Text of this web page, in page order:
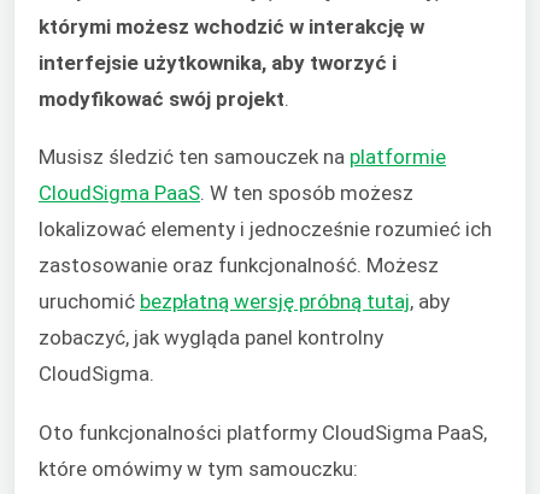
którymi możesz wchodzić w interakcję w
interfejsie użytkownika, aby tworzyć i
modyfikować swój projekt
Musisz śledzić ten samouczek na platformie
CloudSigma PaaS. W ten sposób możesz
lokalizować elementy i jednocześnie rozumieć ich
zastosowanie oraz funkcjonalność. Możesz
uruchomić bezpłatną wersję próbną tutaj, aby
zobaczyć, jak wygląda panel kontrolny
CloudSigma.
Oto funkcjonalności platformy CloudSigma PaaS,
które omówimy w tym samouczku: